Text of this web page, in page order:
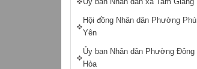
Hội đồng Nhân dân Phường Phú
Yên
Ủy ban Nhân dân Phường Đông
Hòa